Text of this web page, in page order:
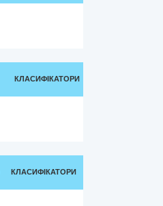
КЛАСИФІКАТОРИ
КЛАСИФІКАТОРИ